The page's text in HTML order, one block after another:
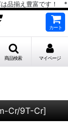
は品揃え豊富です！ *
カート
商品検索 マイページ
Cr/9T-Cr]